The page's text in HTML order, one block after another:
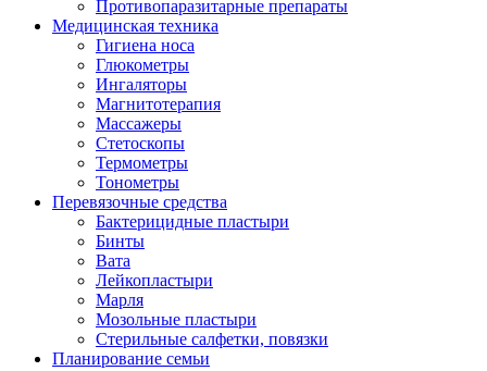
Противопаразитарные препараты
Медицинская техника
Гигиена носа
Глюкометры
Ингаляторы
Магнитотерапия
Массажеры
Стетоскопы
Термометры
Тонометры
Перевязочные средства
Бактерицидные пластыри
Бинты
Вата
Лейкопластыри
Марля
Мозольные пластыри
Стерильные салфетки, повязки
Планирование семьи